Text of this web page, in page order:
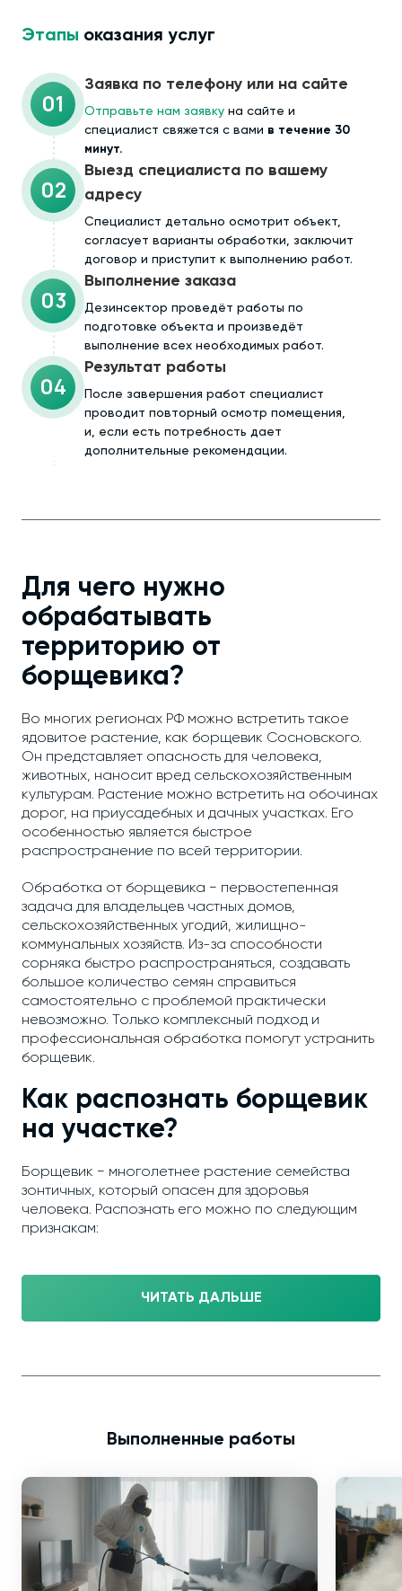
Этапы оказания услуг
01
Заявка по телефону или на сайте
Отправьте нам заявку на сайте и
специалист свяжется с вами в течение 30
минут.
02
Выезд специалиста по вашему
адресу
Cпециалист детально осмотрит объект,
согласует варианты обработки, заключит
договор и приступит к выполнению работ.
03
Выполнение заказа
Дезинсектор проведёт работы по
подготовке объекта и произведёт
выполнение всех необходимых работ.
04
Результат работы
После завершения работ специалист
проводит повторный осмотр помещения,
и, если есть потребность дает
дополнительные рекомендации.
Для чего нужно
обрабатывать
территорию от
борщевика?
Во многих регионах РФ можно встретить такое
ядовитое растение, как борщевик Сосновского.
Он представляет опасность для человека,
животных, наносит вред сельскохозяйственным
культурам. Растение можно встретить на обочинах
дорог, на приусадебных и дачных участках. Его
особенностью является быстрое
распространение по всей территории.
Обработка от борщевика − первостепенная
задача для владельцев частных домов,
сельскохозяйственных угодий, жилищно-
коммунальных хозяйств. Из-за способности
сорняка быстро распространяться, создавать
большое количество семян справиться
самостоятельно с проблемой практически
невозможно. Только комплексный подход и
профессиональная обработка помогут устранить
борщевик.
Как распознать борщевик
на участке?
Борщевик − многолетнее растение семейства
зонтичных, который опасен для здоровья
человека. Распознать его можно по следующим
признакам:
ЧИТАТЬ ДАЛЬШЕ
Выполненные работы